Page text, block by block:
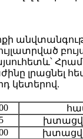
լրացնել
րդ կետերով.
5